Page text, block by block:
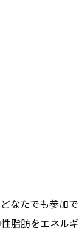
なたでも参加
脂肪をエネル